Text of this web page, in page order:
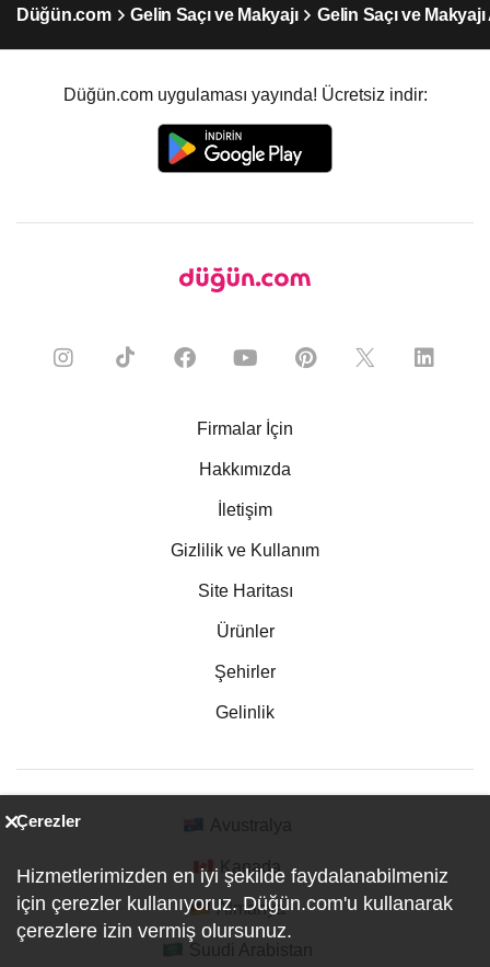
Düğün.com Gelin Saçı ve Makyajı Gelin Saçı ve Makyajı
Düğün.com uygulaması yayında! Ücretsiz indir:
Firmalar İçin
Hakkımızda
İletişim
Gizlilik ve Kullanım
Site Haritası
Ürünler
Şehirler
Gelinlik
Kanada
Almanya
Çerezler
Hizmetlerimizden en iyi şekilde faydalanabilmeniz
için çerezler kullanıyoruz. Düğün.com'u kullanarak
çerezlere izin vermiş olursunuz.